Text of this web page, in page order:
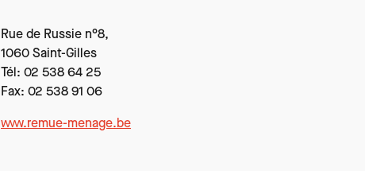
Texte
Rue de Russie n°8,
1060 Saint-Gilles
Tél: 02 538 64 25
Fax: 02 538 91 06
www.remue-menage.be